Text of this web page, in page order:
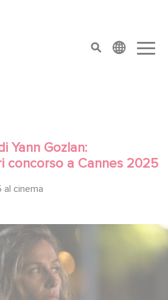
top menu
Yann Gozlan:
concorso a Cannes 2025
cinema